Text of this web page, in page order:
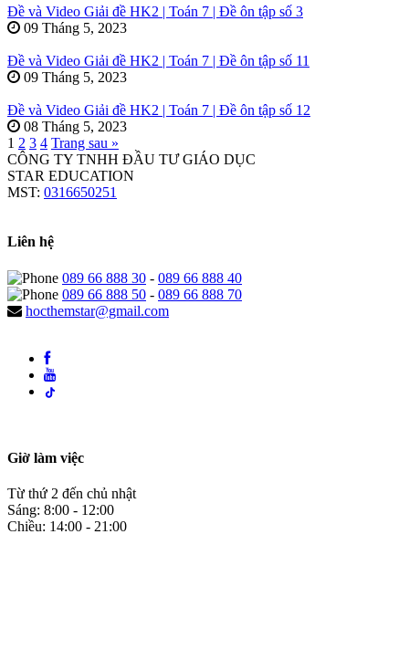
Đề và Video Giải đề HK2 | Toán 7 | Đề ôn tập số 3
09 Tháng 5, 2023
Đề và Video Giải đề HK2 | Toán 7 | Đề ôn tập số 11
09 Tháng 5, 2023
Đề và Video Giải đề HK2 | Toán 7 | Đề ôn tập số 12
08 Tháng 5, 2023
1 2 3 4 Trang sau »
CÔNG TY TNHH ĐẦU TƯ GIÁO DỤC
STAR EDUCATION
MST: 0316650251
Liên hệ
089 66 888 30 - 089 66 888 40
089 66 888 50 - 089 66 888 70
hocthemstar@gmail.com
Giờ làm việc
Từ thứ 2 đến chủ nhật
Sáng: 8:00 - 12:00
Chiều: 14:00 - 21:00